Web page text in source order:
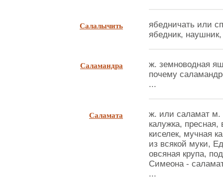
Салалычить
ябедничать или
ябедник,
Саламандра
ж. земноводная
почему
...
Саламата
ж. или саламат м.
калужка,
киселек, мучная
из всякой муки,
овсяная крупа,
Симеона -
...